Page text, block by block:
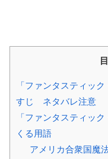
「ファンタスティッ
すじ ネタバレ注意
「ファンタスティッ
くる用語
アメリカ合衆国魔